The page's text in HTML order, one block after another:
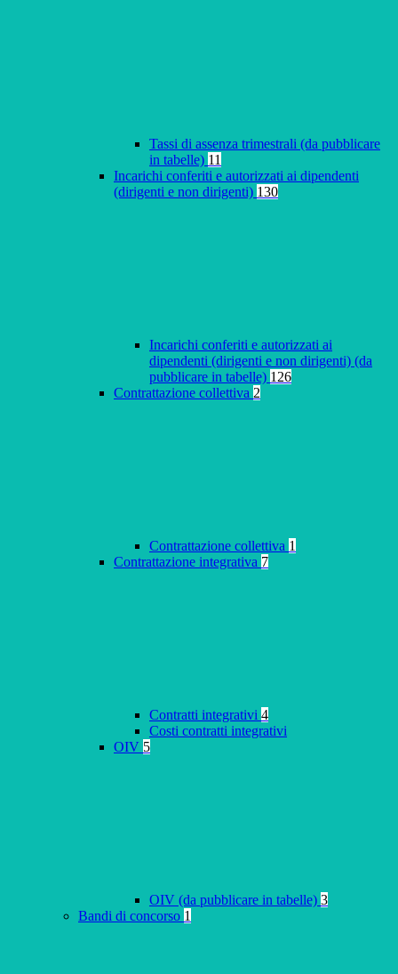
Tassi di assenza trimestrali (da pubblicare
in tabelle) 11
Incarichi conferiti e autorizzati ai dipendenti
(dirigenti e non dirigenti) 130
Incarichi conferiti e autorizzati ai
dipendenti (dirigenti e non dirigenti) (da
pubblicare in tabelle) 126
Contrattazione collettiva 2
Contrattazione collettiva 1
Contrattazione integrativa 7
Contratti integrativi 4
Costi contratti integrativi
OIV 5
OIV (da pubblicare in tabelle) 3
Bandi di concorso 1